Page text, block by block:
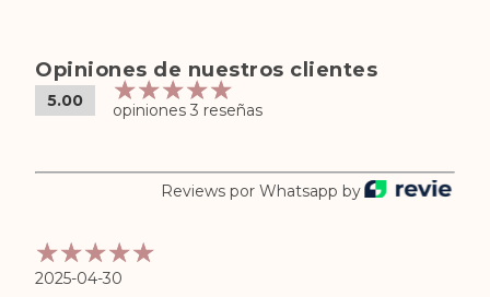
Opiniones de nuestros clientes
5.00 opiniones 3 reseñas
Reviews por Whatsapp by
2025-04-30